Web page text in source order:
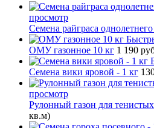
просмотр
Семена райграса
ОМУ газонное 10 кг 1 190
Семена вики яровой - 1 кг
просмотр
Рулонный газон для
кв.м)